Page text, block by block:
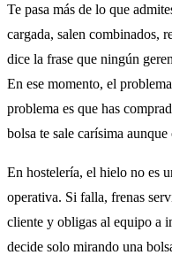
Te pasa más de lo que
cargada, salen combinados,
dice la frase que ningún
En ese momento, el
problema es que has
bolsa te sale carísima
En hostelería, el hielo no es
operativa. Si falla, frenas
cliente y obligas al equipo a
decide solo mirando una